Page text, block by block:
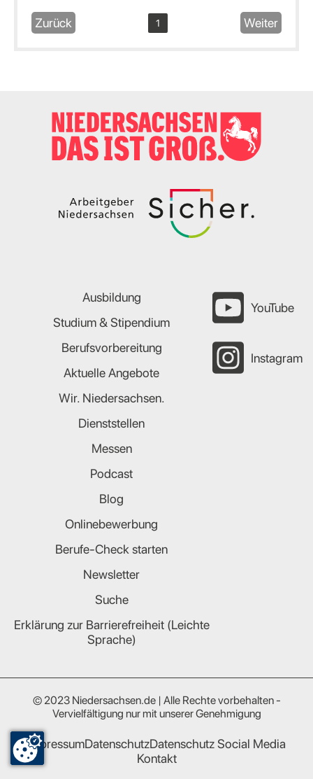
Zurück 1 Weiter
Ausbildung
Studium & Stipendium
Berufsvorbereitung
Aktuelle Angebote
Wir. Niedersachsen.
Dienststellen
Messen
Podcast
Blog
Onlinebewerbung
Berufe-Check starten
Newsletter
Suche
Erklärung zur Barrierefreiheit (Leichte
Sprache)
YouTube
Instagram
© 2023 Niedersachsen.de | Alle Rechte vorbehalten -
Vervielfältigung nur mit unserer Genehmigung
ImpressumDatenschutzDatenschutz Social Media
Kontakt